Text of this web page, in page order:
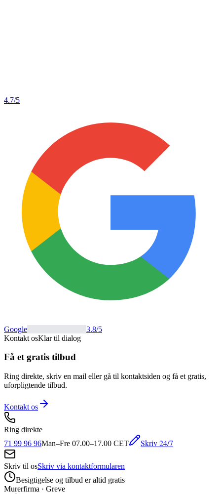
4.7/5
Google 3.8/5
Kontakt osKlar til dialog
Få et gratis tilbud
Ring direkte, skriv en mail eller gå til kontaktsiden og få et gratis,
uforpligtende tilbud.
Kontakt os
Ring direkte
71 99 96 96Man–Fre 07.00–17.00 CET Skriv 24/7
Skriv til osSkriv via kontaktformularen
Besigtigelse og tilbud er altid gratis
Murerfirma · Greve